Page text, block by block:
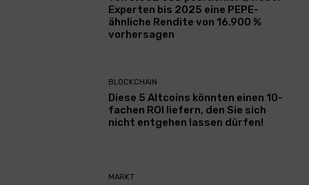
Experten bis 2025 eine PEPE-
ähnliche Rendite von 16.900 %
vorhersagen
BLOCKCHAIN
Diese 5 Altcoins könnten einen 10-
fachen ROI liefern, den Sie sich
nicht entgehen lassen dürfen!
MARKT